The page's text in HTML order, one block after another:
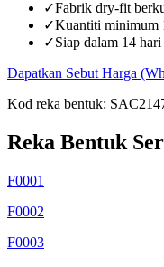
✓Fabrik dry-fit
✓Kuantiti minimum
✓Siap dalam 14 hari
Dapatkan Sebut Harga
Kod reka bentuk:
Reka Bentuk
F0001
F0002
F0003